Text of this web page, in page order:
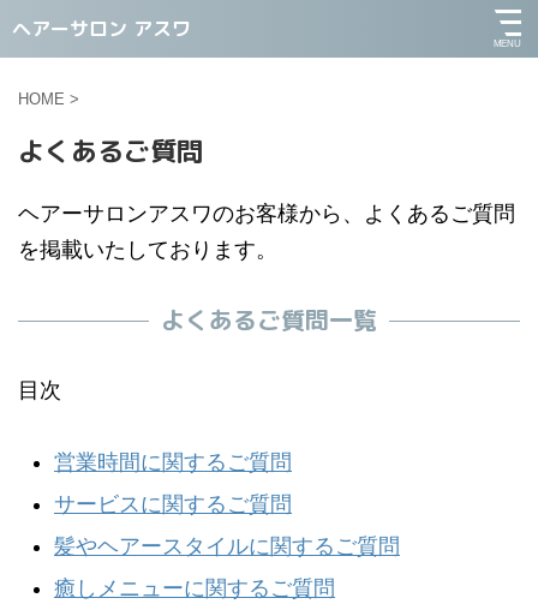
ヘアーサロン アスワ
HOME >
よくあるご質問
ヘアーサロンアスワのお客様から、よくあるご質問
を掲載いたしております。
よくあるご質問一覧
目次
営業時間に関するご質問
サービスに関するご質問
髪やヘアースタイルに関するご質問
癒しメニューに関するご質問